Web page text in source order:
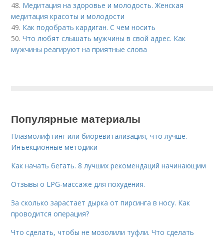
48. Медитация на здоровье и молодость. Женская
медитация красоты и молодости
49. Как подобрать кардиган. С чем носить
50.Что любят слышать мужчины в свой адрес. Как
мужчины реагируют на приятные слова
Популярные материалы
Плазмолифтинг или биоревитализация, что лучше.
Инъекционные методики
Как начать бегать. 8 лучших рекомендаций начинающим
Отзывы о LPG-массаже для похудения.
За сколько зарастает дырка от пирсинга в носу. Как
проводится операция?
Что сделать, чтобы не мозолили туфли. Что сделать